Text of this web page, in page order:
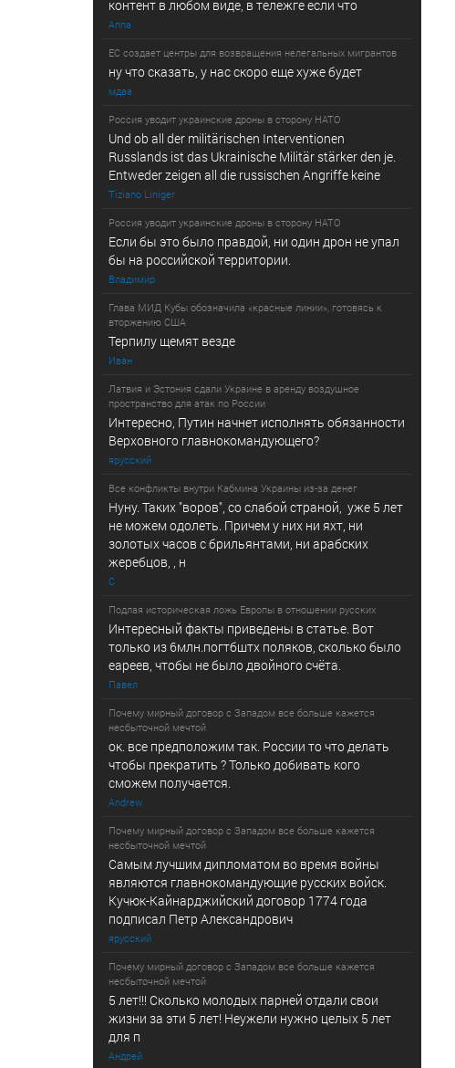
контент в любом виде, в т­ележг­е е­сл­и ч­то
Anna
ЕС создает центры для возвращения нелегальных мигрантов
ну что сказать, у нас скоро еще хуже будет
мдаа
Россия уводит украинские дроны в сторону НАТО
Und ob all der militärischen Interventionen
Russlands ist das Ukrainische Militär stärker den je.
Entweder zeigen all die russischen Angriffe keine
Tiziano Liniger
Россия уводит украинские дроны в сторону НАТО
Если бы это было правдой, ни один дрон не упал
бы на российской территории.
Владимир
Глава МИД Кубы обозначила «красные линии», готовясь к
вторжению США
Терпилу щемят везде
Иван
Латвия и Эстония сдали Украине в аренду воздушное
пространство для атак по России
Интересно, Путин начнет исполнять обязанности
Верховного главнокомандующего?
ярусский
Все конфликты внутри Кабмина Украины из-за денег
Нуну. Таких "воров", со слабой страной, уже 5 лет
не можем одолеть. Причем у них ни яхт, ни
золотых часов с брильянтами, ни арабских
жеребцов, , н
С
Подлая историческая ложь Европы в отношении русских
Интересный факты приведены в статье. Вот
только из 6млн.погтбштх поляков, сколько было
еареев, чтобы не было двойного счёта.
Павел
Почему мирный договор с Западом все больше кажется
несбыточной мечтой
ок. все предположим так. России то что делать
чтобы прекратить ? Только добивать кого
сможем получается.
Andrew
Почему мирный договор с Западом все больше кажется
несбыточной мечтой
Самым лучшим дипломатом во время войны
являются главнокомандующие русских войск.
Кучюк-Кайнарджийский договор 1774 года
подписал Петр Александрович
ярусский
Почему мирный договор с Западом все больше кажется
несбыточной мечтой
5 лет!!! Сколько молодых парней отдали свои
жизни за эти 5 лет! Неужели нужно целых 5 лет
для п
Андрей